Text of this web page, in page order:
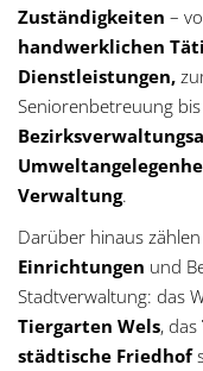
Zuständigkeiten –
handwerklichen
Dienstleistungen,
Seniorenbetreuung
Verwaltung.
Darüber hinaus
Einrichtungen und
Stadtverwaltung: das
Tiergarten Wels, das
städtische Friedhof